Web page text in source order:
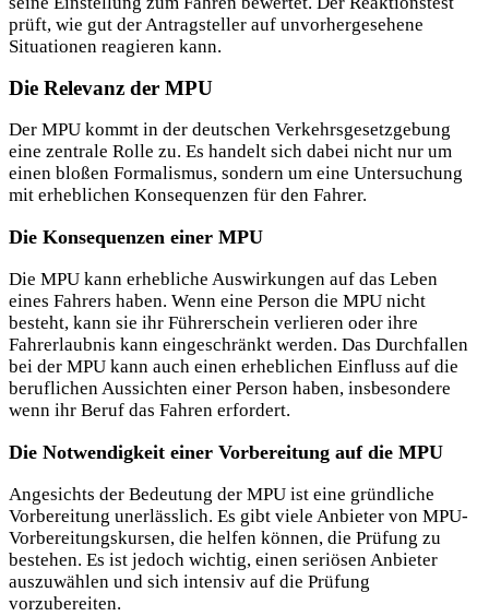
prüft, wie gut der Antragsteller auf unvorhergesehene
Situationen reagieren kann.
Die Relevanz der MPU
Der MPU kommt in der deutschen Verkehrsgesetzgebung
eine zentrale Rolle zu. Es handelt sich dabei nicht nur um
einen bloßen Formalismus, sondern um eine Untersuchung
mit erheblichen Konsequenzen für den Fahrer.
Die Konsequenzen einer MPU
Die MPU kann erhebliche Auswirkungen auf das Leben
eines Fahrers haben. Wenn eine Person die MPU nicht
besteht, kann sie ihr Führerschein verlieren oder ihre
Fahrerlaubnis kann eingeschränkt werden. Das Durchfallen
bei der MPU kann auch einen erheblichen Einfluss auf die
beruflichen Aussichten einer Person haben, insbesondere
wenn ihr Beruf das Fahren erfordert.
Die Notwendigkeit einer Vorbereitung auf die MPU
Angesichts der Bedeutung der MPU ist eine gründliche
Vorbereitung unerlässlich. Es gibt viele Anbieter von MPU-
Vorbereitungskursen, die helfen können, die Prüfung zu
bestehen. Es ist jedoch wichtig, einen seriösen Anbieter
auszuwählen und sich intensiv auf die Prüfung
vorzubereiten.